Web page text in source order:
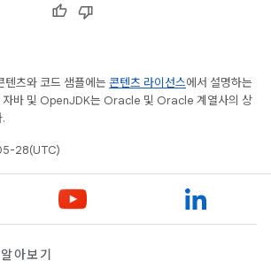
텐츠와 코드 샘플에는 콘텐츠 라이선스에서 설명하는
자바 및 OpenJDK는 Oracle 및 Oracle 계열사의 상
28(UTC)
아보기